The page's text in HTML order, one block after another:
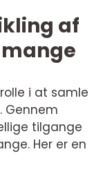
af
i at samle
Gennem
tilgange
Her er en